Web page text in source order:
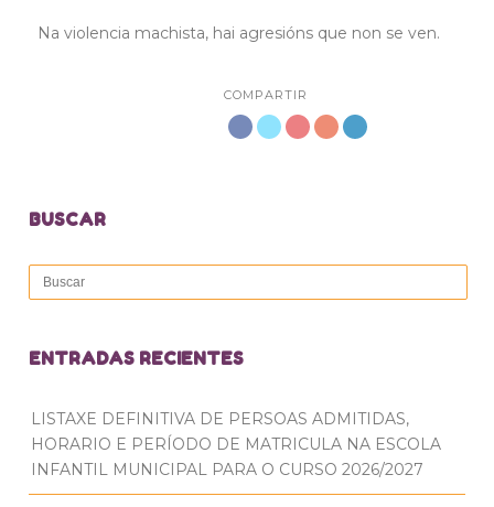
Na violencia machista, hai agresións que non se ven.
COMPARTIR
BUSCAR
ENTRADAS RECIENTES
LISTAXE DEFINITIVA DE PERSOAS ADMITIDAS,
HORARIO E PERÍODO DE MATRICULA NA ESCOLA
INFANTIL MUNICIPAL PARA O CURSO 2026/2027